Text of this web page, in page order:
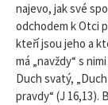
najevo, jak své
odchodem k Otci
kteří jsou jeho a
má „navždy“ s
Duch svatý,
pravdy“ (J 16,13).